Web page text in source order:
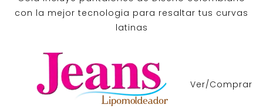
con la mejor tecnologia para resaltar tus curvas
latinas
Ver/Comprar